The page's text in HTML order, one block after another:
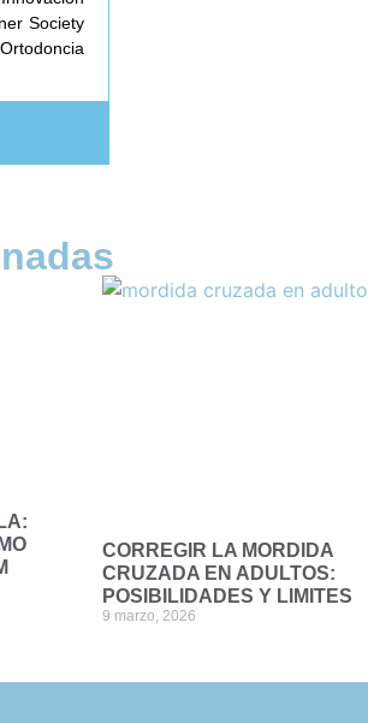
Society
CORREGIR LA MORDIDA
CRUZADA EN ADULTOS:
POSIBILIDADES Y LIMITES
9 marzo, 2026